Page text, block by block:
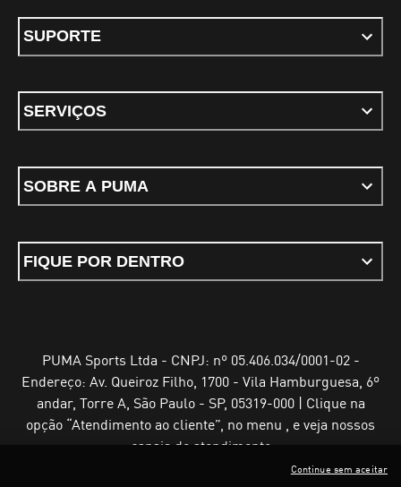
SUPORTE
SERVIÇOS
SOBRE A PUMA
FIQUE POR DENTRO
PUMA Sports Ltda - CNPJ: nº 05.406.034/0001-02 -
Endereço: Av. Queiroz Filho, 1700 - Vila Hamburguesa, 6º
andar, Torre A, São Paulo - SP, 05319-000 | Clique na
opção “Atendimento ao cliente”, no menu , e veja nossos
canais de atendimento
Continue sem aceitar